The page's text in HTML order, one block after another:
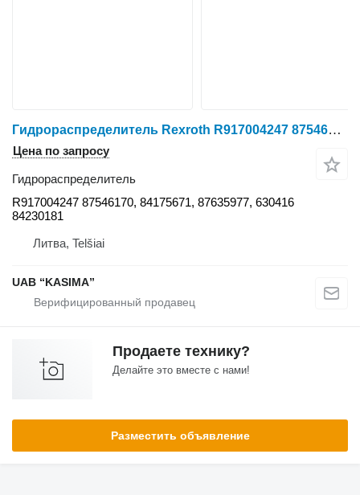
Гидрораспределитель Rexroth R917004247 87546170 для трактора колесного Case IH Puma CVX 185
Цена по запросу
Гидрораспределитель
R917004247 87546170, 84175671, 87635977, 630416
84230181
Литва, Telšiai
UAB “KASIMA”
Продаете технику?
Делайте это вместе с нами!
Разместить объявление